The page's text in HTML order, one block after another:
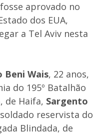
aprovado no
dos EUA,
a Tel Aviv nesta
Beni Wais, 22 anos,
do 195º Batalhão
de Haifa, Sargento
reservista do
Blindada, de